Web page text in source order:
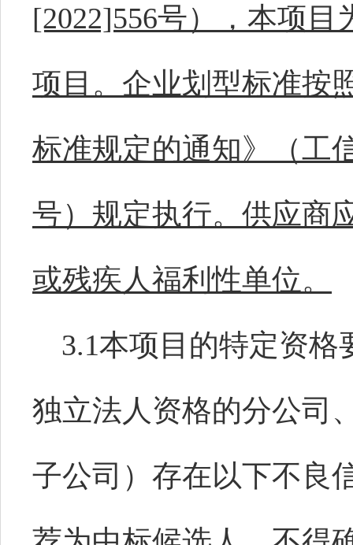
[2022]556号），本项
项目。企业划型标准按
标准规定的通知》（工
号）规定执行。供应商
或残疾人福利性单位。
3.1本项目的特定资格
独立法人资格的分公司
子公司）存在以下不良